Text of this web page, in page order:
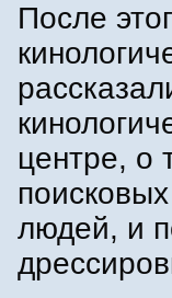
После
центре, о
людей, и